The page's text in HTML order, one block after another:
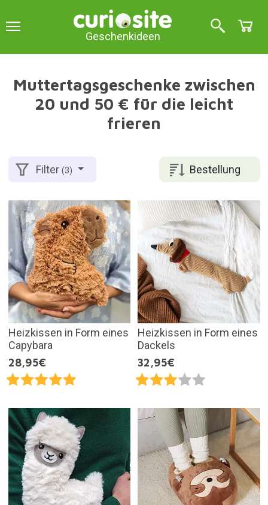
Geschenkideen
Muttertagsgeschenke zwischen
20 und 50 € für die leicht
frieren
Bestellung
Filter(3)
Heizkissen in Form eines
Capybara
28,95€
Heizkissen in Form eines
Dackels
32,95€